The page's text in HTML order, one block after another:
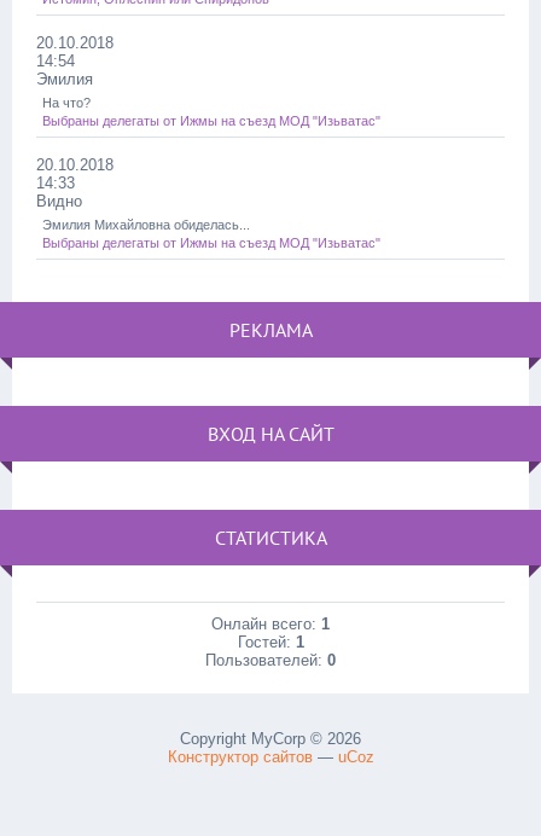
20.10.2018
14:54
Эмилия
На что?
Выбраны делегаты от Ижмы на съезд МОД "Изьватас"
20.10.2018
14:33
Видно
Эмилия Михайловна обиделась...
Выбраны делегаты от Ижмы на съезд МОД "Изьватас"
РЕКЛАМА
ВХОД НА САЙТ
СТАТИСТИКА
Онлайн всего: 1
Гостей: 1
Пользователей: 0
Copyright MyCorp © 2026
Конструктор сайтов— uCoz